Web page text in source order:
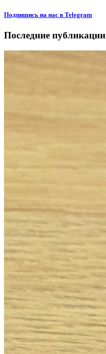
Подпишиcь на нас в Telegram
Последние публикации